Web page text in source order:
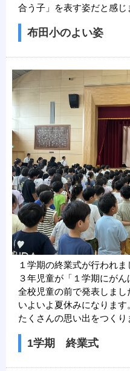
合う子」を表す姿だと感じ
布田小のよい姿
１学期の終業式が行われま
３年児童が「１学期にが
全校児童の前で発表しまし
いよいよ夏休みになります
たくさんの思い出をつくり
1学期 終業式